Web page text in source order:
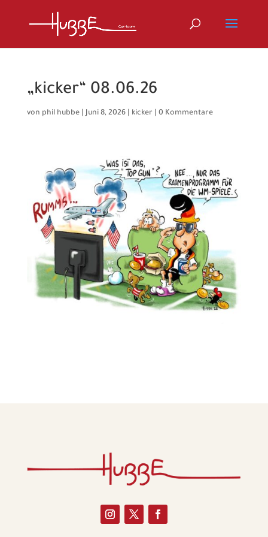
„kicker“ 08.06.26
von phil hubbe|Juni 8, 2026| kicker| 0 Kommentare